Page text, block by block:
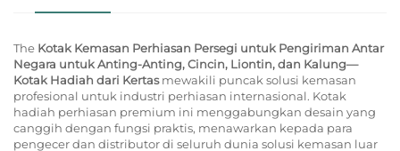
The Kotak Kemasan Perhiasan Persegi untuk Pengiriman Antar
Negara untuk Anting-Anting, Cincin, Liontin, dan Kalung—
Kotak Hadiah dari Kertasmewakili puncak solusi kemasan
profesional untuk industri perhiasan internasional. Kotak
hadiah perhiasan premium ini menggabungkan desain yang
canggih dengan fungsi praktis, menawarkan kepada para
pengecer dan distributor di seluruh dunia solusi kemasan luar